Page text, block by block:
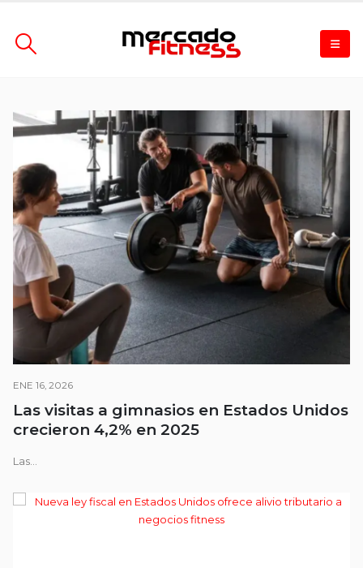
ENE 16, 2026
Las visitas a gimnasios en Estados Unidos
crecieron 4,2% en 2025
Las...